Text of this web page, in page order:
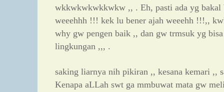
wkkwkwkwkkwkw ,, . Eh, pasti ada yg
weeehhh !!! kek lu bener ajah weeehh !!!,,
why gw pengen baik ,, dan gw trmsuk yg
lingkungan ,,, .
saking liarnya nih pikiran ,, kesana kemari ,,
Kenapa aLLah swt ga mmbuwat mata gw